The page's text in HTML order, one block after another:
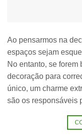
Ao pensarmos na
espaços sejam
No entanto, se
decoração para
único, um charme
são os responsáveis